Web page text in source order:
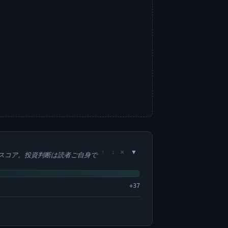
コア。投資判断は読者ご自身で ↑ ↓ ×
+37